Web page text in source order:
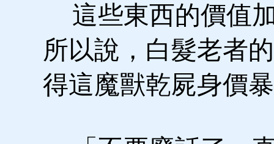
這些東西的價值
所以說，白髮老者
得這魔獸乾屍身價